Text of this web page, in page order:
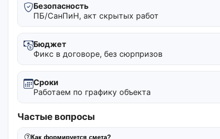
Безопасность
ПБ/СанПиН, акт скрытых работ
Бюджет
Фикс в договоре, без сюрпризов
Сроки
Работаем по графику объекта
Частые вопросы
Как формируется смета?